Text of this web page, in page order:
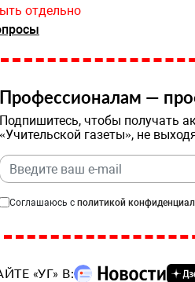
отдельно
Профессионалам —
Подпишитесь, чтобы получать
«Учительской газеты», не
Соглашаюсь с политикой
«УГ» В: